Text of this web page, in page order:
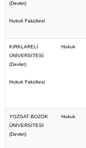
(Devlet)
Hukuk Fakültesi
KIRKLARELİ
ÜNİVERSİTESİ
(Devlet)
Hukuk Fakültesi
Hukuk
YOZGAT BOZOK
ÜNİVERSİTESİ
(Devlet)
Hukuk